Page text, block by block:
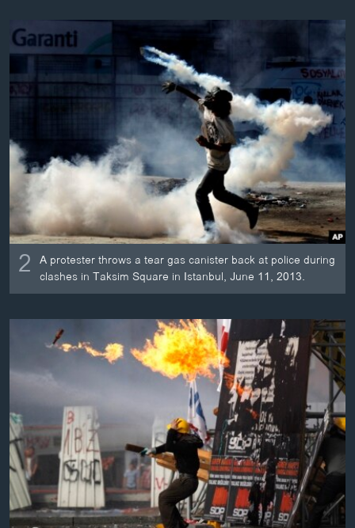
2 A protester throws a tear gas canister back at police during
clashes in Taksim Square in Istanbul, June 11, 2013.